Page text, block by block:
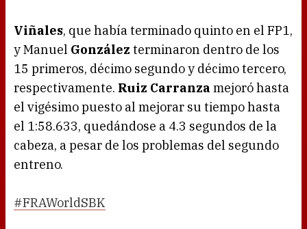
Viñales, que había terminado quinto en el FP1,
y Manuel González terminaron dentro de los
15 primeros, décimo segundo y décimo tercero,
respectivamente. Ruiz Carranza mejoró hasta
el vigésimo puesto al mejorar su tiempo hasta
el 1:58.633, quedándose a 4.3 segundos de la
cabeza, a pesar de los problemas del segundo
entreno.
#FRAWorldSBK